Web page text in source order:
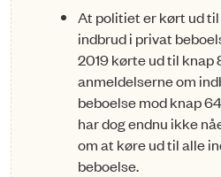
At politiet er kørt ud
indbrud i privat
2019 kørte ud til knap
anmeldelserne om
beboelse mod knap
har dog endnu ikke
om at køre ud til alle
beboelse.